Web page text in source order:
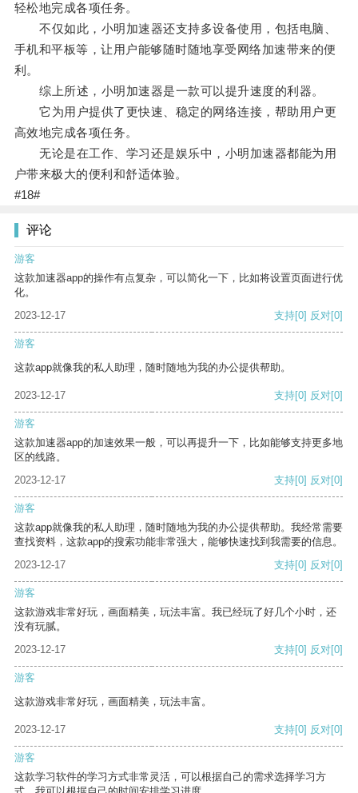
轻松地完成各项任务。
不仅如此，小明加速器还支持多设备使用，包括电脑、
手机和平板等，让用户能够随时随地享受网络加速带来的便
利。
综上所述，小明加速器是一款可以提升速度的利器。
它为用户提供了更快速、稳定的网络连接，帮助用户更
高效地完成各项任务。
无论是在工作、学习还是娱乐中，小明加速器都能为用
户带来极大的便利和舒适体验。
#18#
评论
游客
这款加速器app的操作有点复杂，可以简化一下，比如将设置页面进行优
化。
2023-12-17
支持[0] 反对[0]
游客
这款app就像我的私人助理，随时随地为我的办公提供帮助。
2023-12-17 支持[0] 反对[0]
游客
这款加速器app的加速效果一般，可以再提升一下，比如能够支持更多地
区的线路。
2023-12-17
支持[0] 反对[0]
游客
这款app就像我的私人助理，随时随地为我的办公提供帮助。我经常需要
查找资料，这款app的搜索功能非常强大，能够快速找到我需要的信息。
2023-12-17
支持[0] 反对[0]
游客
这款游戏非常好玩，画面精美，玩法丰富。我已经玩了好几个小时，还
没有玩腻。
2023-12-17
支持[0] 反对[0]
游客
这款游戏非常好玩，画面精美，玩法丰富。
2023-12-17 支持[0] 反对[0]
游客
这款学习软件的学习方式非常灵活，可以根据自己的需求选择学习方